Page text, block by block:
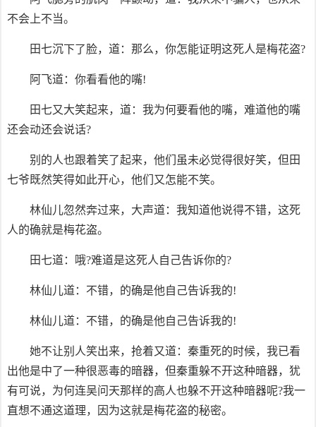
不会上不当。
田七沉下了脸，道：那么，你怎能证明这死人是梅花盗?
阿飞道：你看看他的嘴!
田七又大笑起来，道：我为何要看他的嘴，难道他的嘴
还会动还会说话?
别的人也跟着笑了起来，他们虽未必觉得很好笑，但田
七爷既然笑得如此开心，他们又怎能不笑。
林仙儿忽然奔过来，大声道：我知道他说得不错，这死
人的确就是梅花盗。
田七道：哦?难道是这死人自己告诉你的?
林仙儿道：不错，的确是他自己告诉我的!
林仙儿道：不错，的确是他自己告诉我的!
她不让别人笑出来，抢着又道：秦重死的时候，我已看
出他是中了一种很恶毒的暗器，但秦重躲不开这种暗器，犹
有可说，为何连吴问天那样的高人也躲不开这种暗器呢?我一
直想不通这道理，因为这就是梅花盗的秘密。